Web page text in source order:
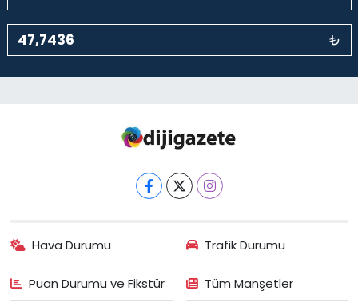
₺
Hava Durumu Trafik Durumu
Puan Durumu ve Fikstür Tüm Manşetler